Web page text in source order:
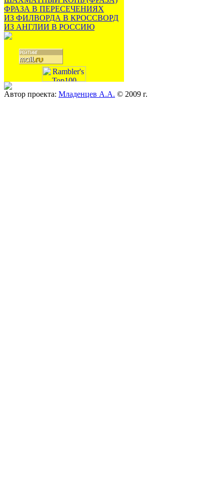
ФРАЗА В ПЕРЕСЕЧЕНИЯХ
ИЗ ФИЛВОРДА В КРОССВОРД
ИЗ АНГЛИИ В РОССИЮ
Автор проекта: Младенцев А.А. © 2009 г.